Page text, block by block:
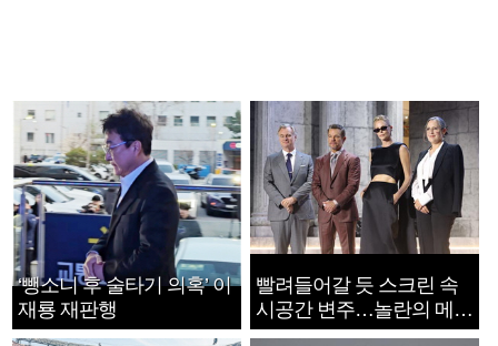
‘뺑소니 후 술타기 의혹’ 이
재룡 재판행
빨려들어갈 듯 스크린 속
시공간 변주…놀란의 메시
지는 ‘전쟁 속죄’